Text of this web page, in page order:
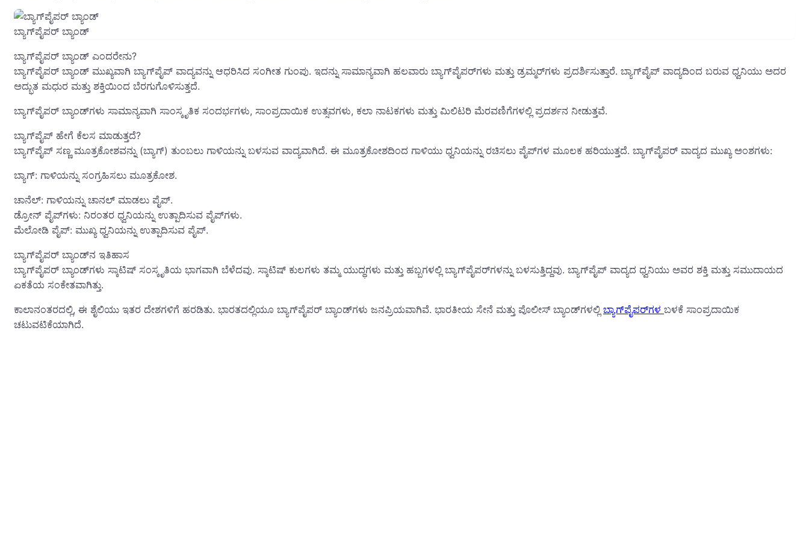
ಬ್ಯಾಗ್‌ಪೈಪರ್ ಬ್ಯಾಂಡ್
ಬ್ಯಾಗ್‌ಪೈಪರ್ ಬ್ಯಾಂಡ್ ಎಂದರೇನು?
ಬ್ಯಾಗ್‌ಪೈಪರ್ ಬ್ಯಾಂಡ್ ಮುಖ್ಯವಾಗಿ ಬ್ಯಾಗ್‌ಪೈಪ್ ವಾದ್ಯವನ್ನು ಆಧರಿಸಿದ ಸಂಗೀತ ಗುಂಪು. ಇದನ್ನು ಸಾಮಾನ್ಯವಾಗಿ ಹಲವಾರು ಬ್ಯಾಗ್‌ಪೈಪರ್‌ಗಳು ಮತ್ತು ಡ್ರಮ್ಮರ್‌ಗಳು ಪ್ರದರ್ಶಿಸುತ್ತಾರೆ. ಬ್ಯಾಗ್‌ಪೈಪ್ ವಾದ್ಯದಿಂದ ಬರುವ ಧ್ವನಿಯು ಅದರ
ಅದ್ಭುತ ಮಧುರ ಮತ್ತು ಶಕ್ತಿಯಿಂದ ಬೆರಗುಗೊಳಿಸುತ್ತದೆ.
ಬ್ಯಾಗ್‌ಪೈಪರ್ ಬ್ಯಾಂಡ್‌ಗಳು ಸಾಮಾನ್ಯವಾಗಿ ಸಾಂಸ್ಕೃತಿಕ ಸಂದರ್ಭಗಳು, ಸಾಂಪ್ರದಾಯಿಕ ಉತ್ಸವಗಳು, ಕಲಾ ನಾಟಕಗಳು ಮತ್ತು ಮಿಲಿಟರಿ ಮೆರವಣಿಗೆಗಳಲ್ಲಿ ಪ್ರದರ್ಶನ ನೀಡುತ್ತವೆ.
ಬ್ಯಾಗ್‌ಪೈಪ್ ಹೇಗೆ ಕೆಲಸ ಮಾಡುತ್ತದೆ?
ಬ್ಯಾಗ್‌ಪೈಪ್ ಸಣ್ಣ ಮೂತ್ರಕೋಶವನ್ನು (ಬ್ಯಾಗ್) ತುಂಬಲು ಗಾಳಿಯನ್ನು ಬಳಸುವ ವಾದ್ಯವಾಗಿದೆ. ಈ ಮೂತ್ರಕೋಶದಿಂದ ಗಾಳಿಯು ಧ್ವನಿಯನ್ನು ರಚಿಸಲು ಪೈಪ್‌ಗಳ ಮೂಲಕ ಹರಿಯುತ್ತದೆ. ಬ್ಯಾಗ್‌ಪೈಪರ್ ವಾದ್ಯದ ಮುಖ್ಯ ಅಂಶಗಳು:
ಬ್ಯಾಗ್: ಗಾಳಿಯನ್ನು ಸಂಗ್ರಹಿಸಲು ಮೂತ್ರಕೋಶ.
ಚಾನೆಲ್: ಗಾಳಿಯನ್ನು ಚಾನಲ್ ಮಾಡಲು ಪೈಪ್.
ಡ್ರೋನ್ ಪೈಪ್‌ಗಳು: ನಿರಂತರ ಧ್ವನಿಯನ್ನು ಉತ್ಪಾದಿಸುವ ಪೈಪ್‌ಗಳು.
ಮೆಲೋಡಿ ಪೈಪ್: ಮುಖ್ಯ ಧ್ವನಿಯನ್ನು ಉತ್ಪಾದಿಸುವ ಪೈಪ್.
ಬ್ಯಾಗ್‌ಪೈಪರ್ ಬ್ಯಾಂಡ್‌ನ ಇತಿಹಾಸ
ಬ್ಯಾಗ್‌ಪೈಪರ್ ಬ್ಯಾಂಡ್‌ಗಳು ಸ್ಕಾಟಿಷ್ ಸಂಸ್ಕೃತಿಯ ಭಾಗವಾಗಿ ಬೆಳೆದವು. ಸ್ಕಾಟಿಷ್ ಕುಲಗಳು ತಮ್ಮ ಯುದ್ಧಗಳು ಮತ್ತು ಹಬ್ಬಗಳಲ್ಲಿ ಬ್ಯಾಗ್‌ಪೈಪರ್‌ಗಳನ್ನು ಬಳಸುತ್ತಿದ್ದವು. ಬ್ಯಾಗ್‌ಪೈಪ್ ವಾದ್ಯದ ಧ್ವನಿಯು ಅವರ ಶಕ್ತಿ ಮತ್ತು ಸಮುದಾಯದ
ಏಕತೆಯ ಸಂಕೇತವಾಗಿತ್ತು.
ಕಾಲಾನಂತರದಲ್ಲಿ, ಈ ಶೈಲಿಯು ಇತರ ದೇಶಗಳಿಗೆ ಹರಡಿತು. ಭಾರತದಲ್ಲಿಯೂ ಬ್ಯಾಗ್‌ಪೈಪರ್ ಬ್ಯಾಂಡ್‌ಗಳು ಜನಪ್ರಿಯವಾಗಿವೆ. ಭಾರತೀಯ ಸೇನೆ ಮತ್ತು ಪೊಲೀಸ್ ಬ್ಯಾಂಡ್‌ಗಳಲ್ಲಿ ಬ್ಯಾಗ್‌ಪೈಪರ್‌ಗಳ ಬಳಕೆ ಸಾಂಪ್ರದಾಯಿಕ
ಚಟುವಟಿಕೆಯಾಗಿದೆ.